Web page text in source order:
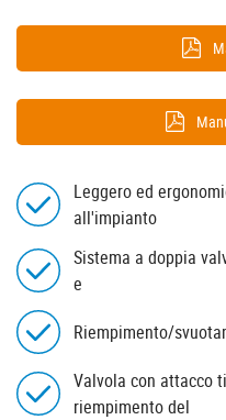
Leggero ed
all'impianto
Sistema a doppia
e
Riempimento/
Valvola con attacco
riempimento del